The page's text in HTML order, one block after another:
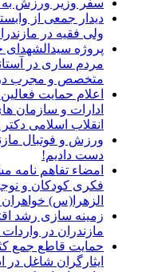
دیدار جمعی از
ولی فقیه در
مردم ساری در
متخصص و مجرب در
اعلام حمایت
ادارات و سازمان
انقلاب اسلامی
ورزش و فوتبال
دست دادیم!
امضاء تفاهم
فکری کودکان و
الزهرا(س)
زمینه سازی رشد
مازندران در
حمایت قاطع جمع
ایثارگران شاغل در